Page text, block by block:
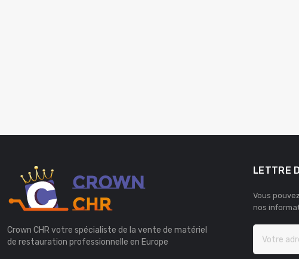
Crown CHR votre spécialiste de la vente de matériel
de restauration professionnelle en Europe
LETTRE
Vous
nos